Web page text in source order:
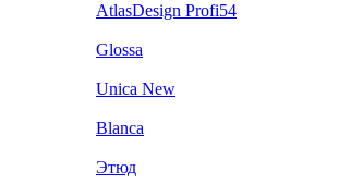
AtlasDesign Profi54
Glossa
Unica New
Blanca
Этюд